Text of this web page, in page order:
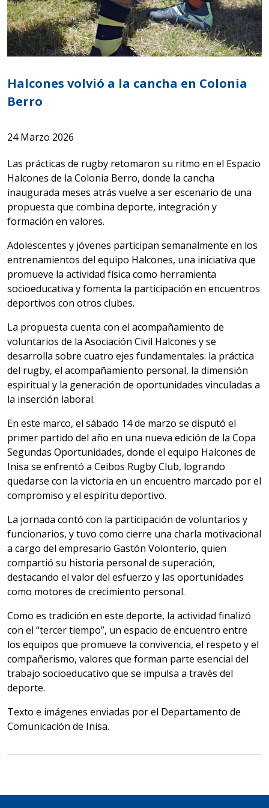
Halcones volvió a la cancha en Colonia
Berro
24 Marzo 2026
Las prácticas de rugby retomaron su ritmo en el Espacio
Halcones de la Colonia Berro, donde la cancha
inaugurada meses atrás vuelve a ser escenario de una
propuesta que combina deporte, integración y
formación en valores.
Adolescentes y jóvenes participan semanalmente en los
entrenamientos del equipo Halcones, una iniciativa que
promueve la actividad física como herramienta
socioeducativa y fomenta la participación en encuentros
deportivos con otros clubes.
La propuesta cuenta con el acompañamiento de
voluntarios de la Asociación Civil Halcones y se
desarrolla sobre cuatro ejes fundamentales: la práctica
del rugby, el acompañamiento personal, la dimensión
espiritual y la generación de oportunidades vinculadas a
la inserción laboral.
En este marco, el sábado 14 de marzo se disputó el
primer partido del año en una nueva edición de la Copa
Segundas Oportunidades, donde el equipo Halcones de
Inisa se enfrentó a Ceibos Rugby Club, logrando
quedarse con la victoria en un encuentro marcado por el
compromiso y el espíritu deportivo.
La jornada contó con la participación de voluntarios y
funcionarios, y tuvo como cierre una charla motivacional
a cargo del empresario Gastón Volonterio, quien
compartió su historia personal de superación,
destacando el valor del esfuerzo y las oportunidades
como motores de crecimiento personal.
Como es tradición en este deporte, la actividad finalizó
con el “tercer tiempo”, un espacio de encuentro entre
los equipos que promueve la convivencia, el respeto y el
compañerismo, valores que forman parte esencial del
trabajo socioeducativo que se impulsa a través del
deporte.
Texto e imágenes enviadas por el Departamento de
Comunicación de Inisa.